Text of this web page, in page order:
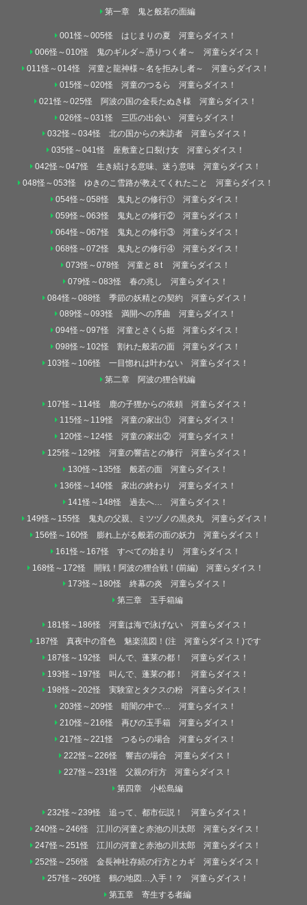
第一章 鬼と般若の面編
001怪～005怪 はじまりの夏 河童らダイス！
006怪～010怪 鬼のギルダ～憑りつく者～ 河童らダイス！
011怪～014怪 河童と龍神様～名を拒みし者～ 河童らダイス！
015怪～020怪 河童のつるら 河童らダイス！
021怪～025怪 阿波の国の金長たぬき様 河童らダイス！
026怪～031怪 三匹の出会い 河童らダイス！
032怪～034怪 北の国からの来訪者 河童らダイス！
035怪～041怪 座敷童と口裂け女 河童らダイス！
042怪～047怪 生き続ける意味、迷う意味 河童らダイス！
048怪～053怪 ゆきのこ雪路が教えてくれたこと 河童らダイス！
054怪～058怪 鬼丸との修行① 河童らダイス！
059怪～063怪 鬼丸との修行② 河童らダイス！
064怪～067怪 鬼丸との修行③ 河童らダイス！
068怪～072怪 鬼丸との修行④ 河童らダイス！
073怪～078怪 河童と８t 河童らダイス！
079怪～083怪 春の兆し 河童らダイス！
084怪～088怪 季節の妖精との契約 河童らダイス！
089怪～093怪 満開への序曲 河童らダイス！
094怪～097怪 河童とさくら姫 河童らダイス！
098怪～102怪 割れた般若の面 河童らダイス！
103怪～106怪 一目惚れは叶わない 河童らダイス！
第二章 阿波の狸合戦編
107怪～114怪 鹿の子狸からの依頼 河童らダイス！
115怪～119怪 河童の家出① 河童らダイス！
120怪～124怪 河童の家出② 河童らダイス！
125怪～129怪 河童の響吉との修行 河童らダイス！
130怪～135怪 般若の面 河童らダイス！
136怪～140怪 家出の終わり 河童らダイス！
141怪～148怪 過去へ… 河童らダイス！
149怪～155怪 鬼丸の父親、ミツヅノの黒炎丸 河童らダイス！
156怪～160怪 膨れ上がる般若の面の妖力 河童らダイス！
161怪～167怪 すべての始まり 河童らダイス！
168怪～172怪 開戦！阿波の狸合戦！(前編) 河童らダイス！
173怪～180怪 終幕の炎 河童らダイス！
第三章 玉手箱編
181怪～186怪 河童は海で泳げない 河童らダイス！
187怪 真夜中の音色 魅楽流図！(注 河童らダイス！)です
187怪～192怪 叫んで、蓬莱の都！ 河童らダイス！
193怪～197怪 叫んで、蓬莱の都！ 河童らダイス！
198怪～202怪 実験室とタクスの粉 河童らダイス！
203怪～209怪 暗闇の中で… 河童らダイス！
210怪～216怪 再びの玉手箱 河童らダイス！
217怪～221怪 つるらの場合 河童らダイス！
222怪～226怪 響吉の場合 河童らダイス！
227怪～231怪 父親の行方 河童らダイス！
第四章 小松島編
232怪～239怪 追って、都市伝説！ 河童らダイス！
240怪～246怪 江川の河童と赤池の川太郎 河童らダイス！
247怪～251怪 江川の河童と赤池の川太郎 河童らダイス！
252怪～256怪 金長神社存続の行方とカギ 河童らダイス！
257怪～260怪 鶴の地図…入手！？ 河童らダイス！
第五章 寄生する者編